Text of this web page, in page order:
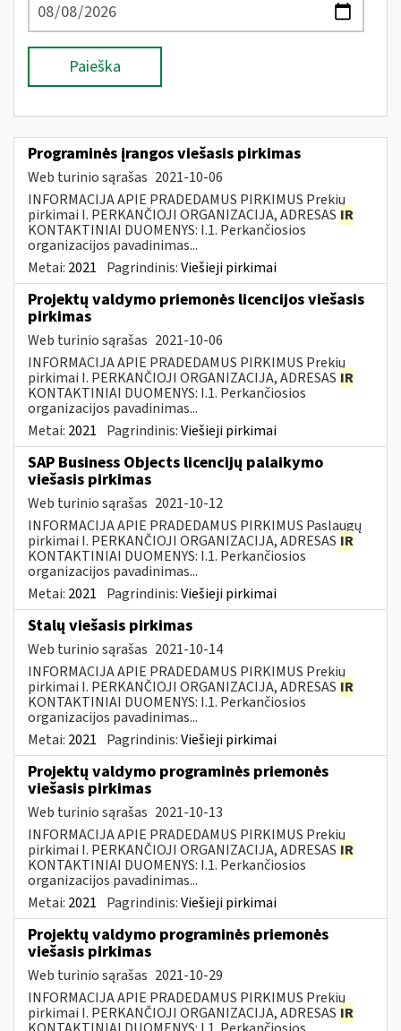
Paieška
Programinės įrangos viešasis pirkimas
Web turinio sąrašas 2021-10-06
INFORMACIJA APIE PRADEDAMUS PIRKIMUS Prekių
pirkimai I. PERKANČIOJI ORGANIZACIJA, ADRESAS IR
KONTAKTINIAI DUOMENYS: I.1. Perkančiosios
organizacijos pavadinimas...
Metai: 2021 Pagrindinis:Viešieji pirkimai
Projektų valdymo priemonės licencijos viešasis
pirkimas
Web turinio sąrašas 2021-10-06
INFORMACIJA APIE PRADEDAMUS PIRKIMUS Prekių
pirkimai I. PERKANČIOJI ORGANIZACIJA, ADRESAS IR
KONTAKTINIAI DUOMENYS: I.1. Perkančiosios
organizacijos pavadinimas...
Metai: 2021 Pagrindinis:Viešieji pirkimai
SAP Business Objects licencijų palaikymo
viešasis pirkimas
Web turinio sąrašas 2021-10-12
INFORMACIJA APIE PRADEDAMUS PIRKIMUS Paslaugų
pirkimai I. PERKANČIOJI ORGANIZACIJA, ADRESAS IR
KONTAKTINIAI DUOMENYS: I.1. Perkančiosios
organizacijos pavadinimas...
Metai: 2021 Pagrindinis:Viešieji pirkimai
Stalų viešasis pirkimas
Web turinio sąrašas 2021-10-14
INFORMACIJA APIE PRADEDAMUS PIRKIMUS Prekių
pirkimai I. PERKANČIOJI ORGANIZACIJA, ADRESAS IR
KONTAKTINIAI DUOMENYS: I.1. Perkančiosios
organizacijos pavadinimas...
Metai: 2021 Pagrindinis:Viešieji pirkimai
Projektų valdymo programinės priemonės
viešasis pirkimas
Web turinio sąrašas 2021-10-13
INFORMACIJA APIE PRADEDAMUS PIRKIMUS Prekių
pirkimai I. PERKANČIOJI ORGANIZACIJA, ADRESAS IR
KONTAKTINIAI DUOMENYS: I.1. Perkančiosios
organizacijos pavadinimas...
Metai: 2021 Pagrindinis:Viešieji pirkimai
Projektų valdymo programinės priemonės
viešasis pirkimas
Web turinio sąrašas 2021-10-29
INFORMACIJA APIE PRADEDAMUS PIRKIMUS Prekių
pirkimai I. PERKANČIOJI ORGANIZACIJA, ADRESAS IR